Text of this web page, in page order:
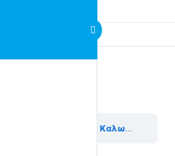
Καλωσήρθατε στα EdBlocks SE